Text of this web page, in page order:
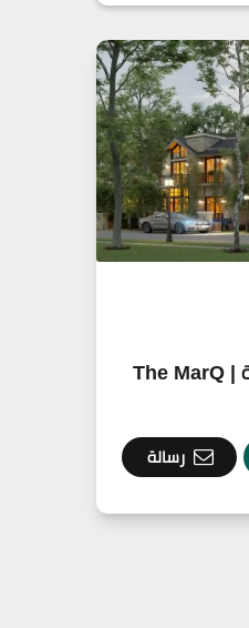
ذا مارك جاردنز القاهرة الجديدة | The MarQ
رسالة